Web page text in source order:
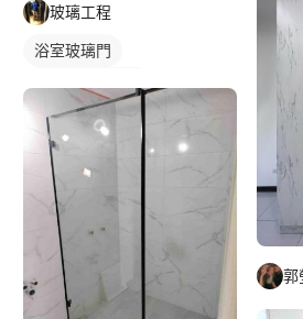
玻璃工程
浴室玻璃門
郭